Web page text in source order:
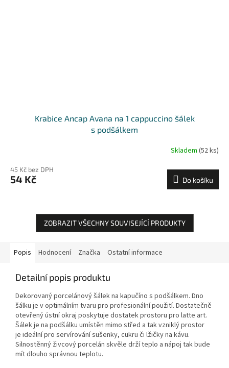
Krabice Ancap Avana na 1 cappuccino šálek
s podšálkem
Skladem (52 ks)
45 Kč bez DPH
54 Kč Do košíku
ZOBRAZIT VŠECHNY SOUVISEJÍCÍ PRODUKTY
Popis Hodnocení Značka Ostatní informace
Detailní popis produktu
Dekorovaný porcelánový šálek na kapučíno s podšálkem. Dno
šálku je v optimálním tvaru pro profesionální použití. Dostatečně
otevřený ústní okraj poskytuje dostatek prostoru pro latte art.
Šálek je na podšálku umístěn mimo střed a tak vzniklý prostor
je ideální pro servírování sušenky, cukru či lžičky na kávu.
Silnostěnný živcový porcelán skvěle drží teplo a nápoj tak bude
mít dlouho správnou teplotu.